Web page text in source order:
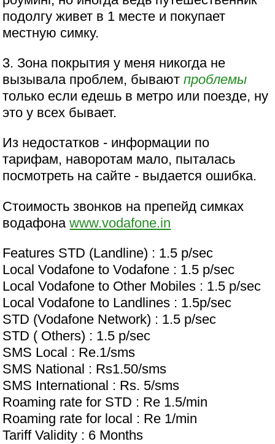
подолгу живет в 1 месте и покупает
местную симку.
3. Зона покрытия у меня никогда не
вызывала проблем, бываютпроблемы
только если едешь в метро или поезде, ну
это у всех бывает.
Из недостатков - информации по
тарифам, наворотам мало, пыталась
посмотреть на сайте - выдается ошибка.
Стоимость звонков на препейд симках
водафонаwww.vodafone.in
Features STD (Landline) : 1.5 p/sec
Local Vodafone to Vodafone : 1.5 p/sec
Local Vodafone to Other Mobiles : 1.5 p/sec
Local Vodafone to Landlines : 1.5p/sec
STD (Vodafone Network) : 1.5 p/sec
STD ( Others) : 1.5 p/sec
SMS Local : Re.1/sms
SMS National : Rs1.50/sms
SMS International : Rs. 5/sms
Roaming rate for STD : Re 1.5/min
Roaming rate for local : Re 1/min
Tariff Validity : 6 Months